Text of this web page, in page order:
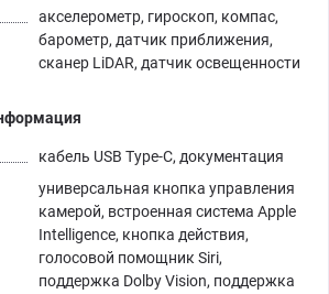
акселерометр, гироскоп, компас,
барометр, датчик приближения,
сканер LiDAR, датчик освещенности
кабель USB Type-C, документация
универсальная кнопка управления
камерой, встроенная система Apple
Intelligence, кнопка действия,
голосовой помощник Siri,
поддержка Dolby Vision, поддержка